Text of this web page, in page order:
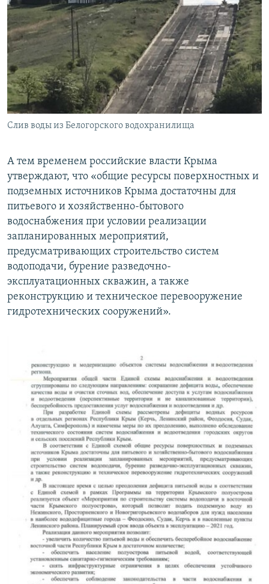
Слив воды из Белогорского водохранилища
А тем временем российские власти Крыма
утверждают, что «общие ресурсы поверхностных и
подземных источников Крыма достаточны для
питьевого и хозяйственно-бытового
водоснабжения при условии реализации
запланированных мероприятий,
предусматривающих строительство систем
водоподачи, бурение разведочно-
эксплуатационных скважин, а также
реконструкцию и техническое перевооружение
гидротехнических сооружений».